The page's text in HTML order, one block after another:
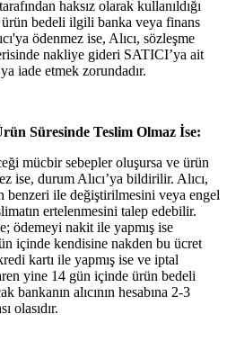
haksız olarak kullanıldığı
ürün bedeli ilgili banka veya finans
ödenmez ise, Alıcı, sözleşme
nakliye gideri SATICI’ya ait
iade etmek zorundadır.
Süresinde Teslim Olmaz İse:
mücbir sebepler oluşursa ve ürün
ise, durum Alıcı’ya bildirilir. Alıcı,
benzeri ile değiştirilmesini veya engel
ertelenmesini talep edebilir.
ödemeyi nakit ile yapmış ise
içinde kendisine nakden bu ücret
kartı ile yapmış ise ve iptal
yine 14 gün içinde ürün bedeli
bankanın alıcının hesabına 2-3
olasıdır.